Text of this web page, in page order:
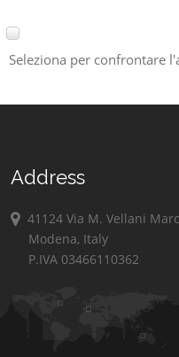
Seleziona per confrontare
Address
41124 Via M. Vellani
Modena, Italy
P.IVA 03466110362